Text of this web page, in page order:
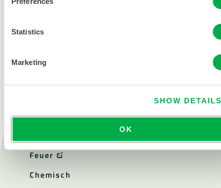
Statistics
Marketing
SHOW
OK
Produkte
Feuer
Chemisch